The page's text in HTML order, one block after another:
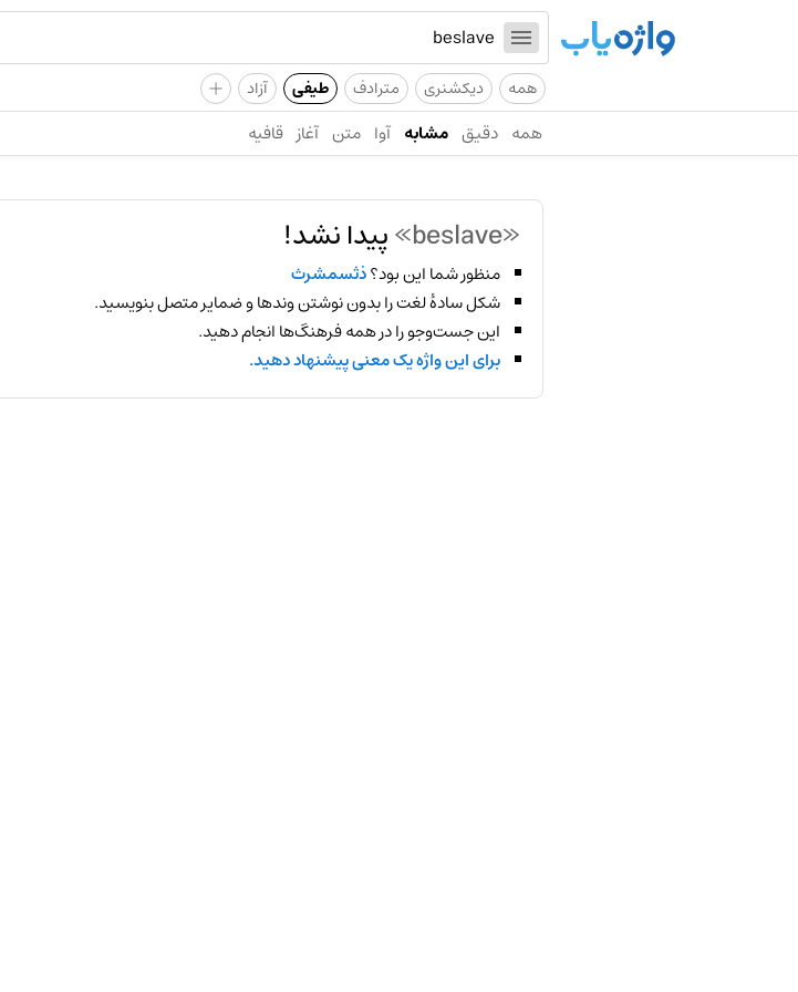
همه دیکشنری مترادف طیفی آزاد +
همه دقیق مشابه آوا متن آغاز قافیه
«beslave» پیدا نشد!
منظور شما این بود؟ذثسمشرث
شکل سادهٔ لغت را بدون نوشتن وندها و ضمایر متصل بنویسید.
این جست‌وجو را در همه فرهنگ‌ها انجام دهید.
برای این واژه یک معنی پیشنهاد دهید.